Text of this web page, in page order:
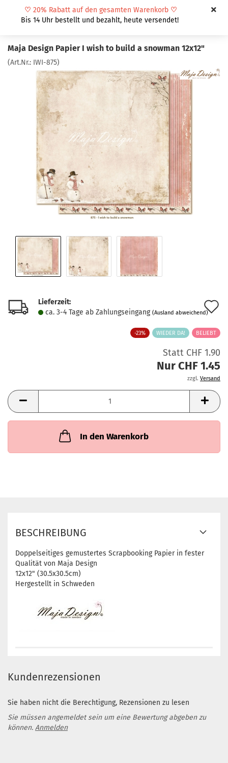
♡ 20% Rabatt auf den gesamten Warenkorb ♡
Bis 14 Uhr bestellt und bezahlt, heute versendet!
Maja Design Papier I wish to build a snowman 12x12"
(Art.Nr.: IWI-875)
Lieferzeit:
ca. 3-4 Tage ab Zahlungseingang (Ausland abweichend)
-23% WIEDER DA! BELIEBT
Statt CHF 1.90
Nur CHF 1.45
zzgl. Versand
In den Warenkorb
BESCHREIBUNG
Doppelseitiges gemustertes Scrapbooking Papier in fester
Qualität von Maja Design
12x12" (30.5x30.5cm)
Hergestellt in Schweden
Kundenrezensionen
Sie haben nicht die Berechtigung, Rezensionen zu lesen
Sie müssen angemeldet sein um eine Bewertung abgeben zu
können. Anmelden